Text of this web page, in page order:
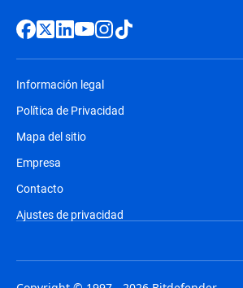
Información legal
Política de Privacidad
Mapa del sitio
Empresa
Contacto
Ajustes de privacidad